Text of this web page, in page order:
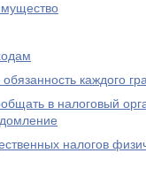
каждого
в налоговый
налогов